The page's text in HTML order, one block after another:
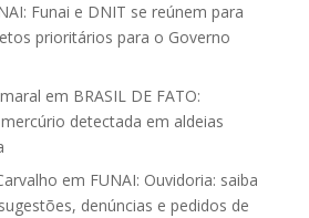
Funai e DNIT se reúnem para
prioritários para o Governo
em BRASIL DE FATO:
detectada em aldeias
em FUNAI: Ouvidoria: saiba
denúncias e pedidos de